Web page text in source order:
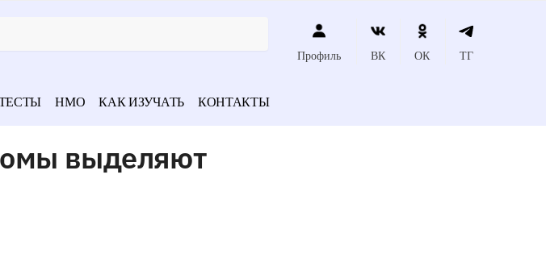
Профиль ВК ОК ТГ
НМО КАК ИЗУЧАТЬ КОНТАКТЫ
выделяют